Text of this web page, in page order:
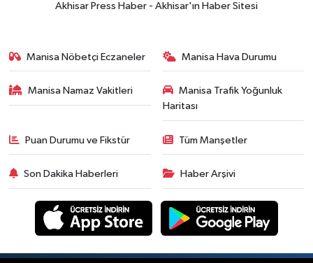
Duyurular
ilgilendiriyor! Cuma günü elektrik
kesintisi uygulanacak
Alhatoğlu'ndan
Akhisargücü'ne sponsorluk desteği
devam ediyor
Ekonomi
14:54Manisalı iş insanlarından
Akhisar Press Haber - Akhisar'ın Haber Sitesi
Manisa Nöbetçi Eczaneler Manisa Hava Durumu
Manisa Namaz Vakitleri
Manisa Trafik Yoğunluk
Haritası
Puan Durumu ve Fikstür Tüm Manşetler
Son Dakika Haberleri Haber Arşivi